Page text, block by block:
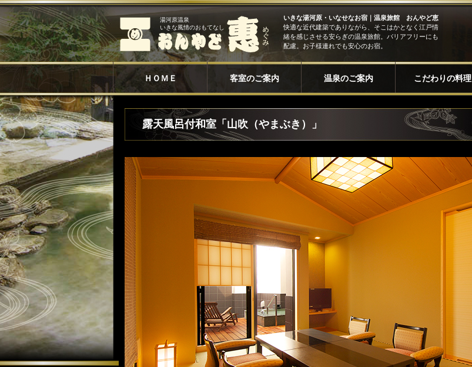
湯河原温泉
いきな風情のおもてなし
いきな湯河原・いなせなお宿｜温泉旅館 おんやど恵
快適な近代建築でありながら、そこはかとなく江戸情
緒を感じさせる安らぎの温泉旅館。バリアフリーにも
配慮。お子様連れでも安心のお宿。
ＨＯＭＥ 客室のご案内 温泉のご案内 こだわりの料理
露天風呂付和室「山吹（やまぶき）」